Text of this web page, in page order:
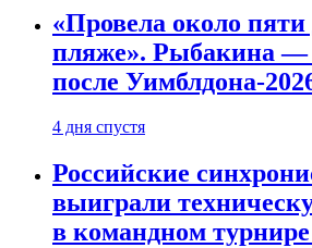
«Провела около пяти
пляже». Рыбакина —
после Уимблдона-
4 дня спустя
Российские
выиграли
в командном